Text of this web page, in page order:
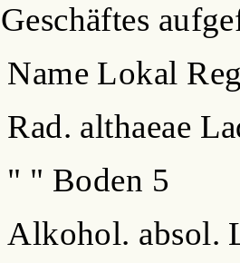
Geschäftes
Name Lokal
Rad. althaeae
" " Boden 5
Alkohol. absol.